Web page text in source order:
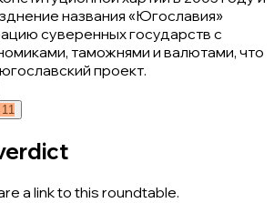
названия «Югославия»
суверенных государств с
таможнями и валютами, что
проект.
11
a link to this roundtable.